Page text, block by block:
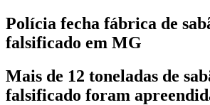
Polícia fecha fábrica de
falsificado em MG
Mais de 12 toneladas de
falsificado foram